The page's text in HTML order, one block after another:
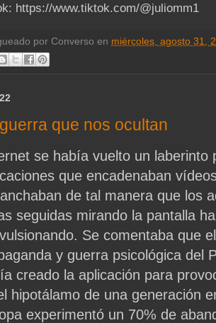
https://www.tiktok.com/@juliomm1
por Converso en miércoles, agosto 31,
que nos ocultan
se había vuelto un laberinto
que encadenaban
de tal manera que los
seguidas mirando la pantalla
Se comentaba que
y guerra psicológica del
creado la aplicación para
hipotálamo de una generación
experimentó un 70% de